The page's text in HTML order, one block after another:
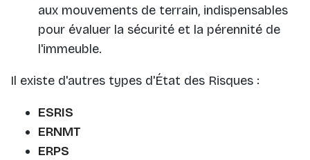
aux mouvements de terrain, indispensables
pour évaluer la sécurité et la pérennité de
l'immeuble.
Il existe d'autres types d'État des Risques :
ESRIS
ERNMT
ERPS